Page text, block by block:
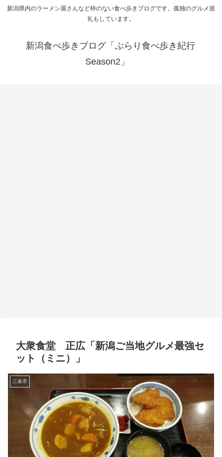
新潟県内のラーメン屋さんなど枠のない食べ歩きブログです。孤独のグルメ巡
礼もしています。
新潟食べ歩きブログ「ぶらり食べ歩き紀行
Season2」
大衆食堂 正広「新潟ご当地グルメ最強セ
ット（ミニ）」
三条市